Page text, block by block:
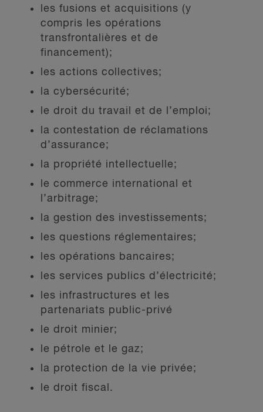
les fusions et acquisitions (y
compris les opérations
transfrontalières et de
financement);
les actions collectives;
la cybersécurité;
le droit du travail et de l’emploi;
la contestation de réclamations
d’assurance;
la propriété intellectuelle;
le commerce international et
l’arbitrage;
la gestion des investissements;
les questions réglementaires;
les opérations bancaires;
les services publics d’électricité;
les infrastructures et les
partenariats public-privé
le droit minier;
le pétrole et le gaz;
la protection de la vie privée;
le droit fiscal.